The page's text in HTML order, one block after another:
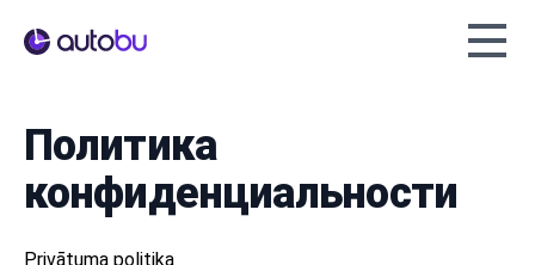
Autobu.eu
Политика
конфиденциальности
Privātuma politika